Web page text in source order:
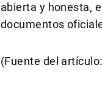
abierta y honesta,
documentos
(Fuente del